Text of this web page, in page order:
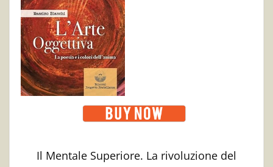
Il Mentale Superiore. La rivoluzione del